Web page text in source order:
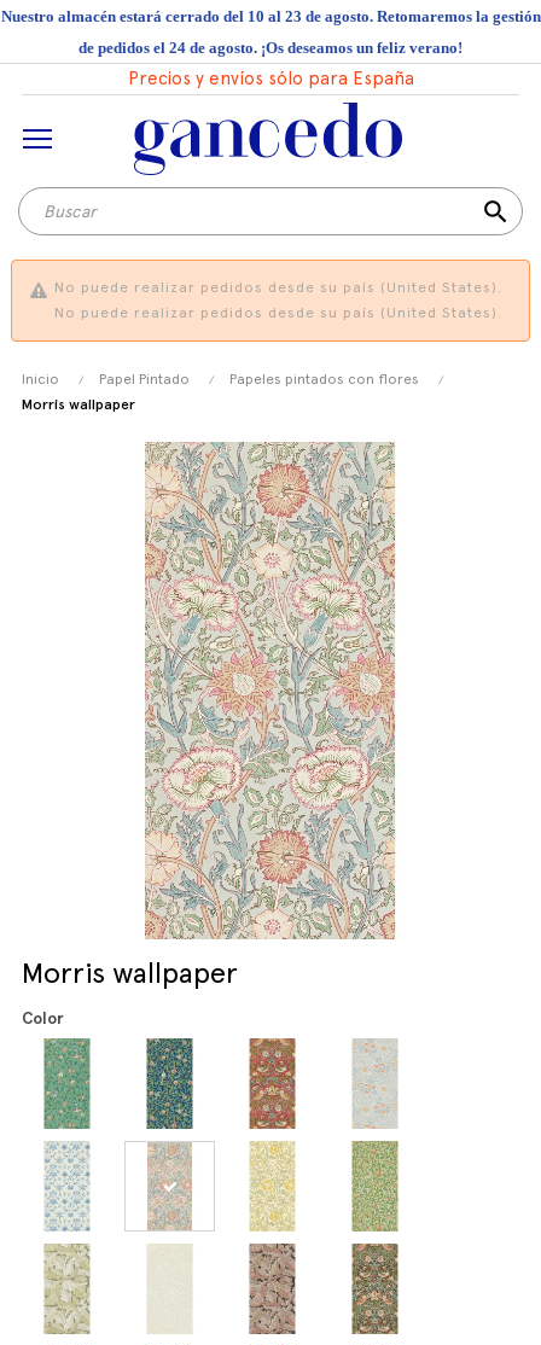
Nuestro almacén estará cerrado del 10 al 23 de agosto. Retomaremos la gestión
de pedidos el 24 de agosto. ¡Os deseamos un feliz verano!
Precios y envíos sólo para España
search
No puede realizar pedidos desde su país (United States).
No puede realizar pedidos desde su país (United States).
Inicio Papel Pintado
Papeles pintados con flores
Morris wallpaper
Morris wallpaper
Color